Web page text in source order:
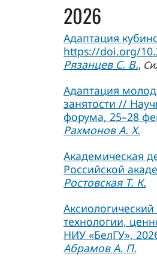
2026
Адаптация
https://doi.org/
Рязанцев С. В.,
Адаптация
занятости //
форума, 25–28
Рахмонов А. Х.
Академическая
Российской
Ростовская Т. К.
технологии,
НИУ «БелГУ»,
Абрамов А. П.